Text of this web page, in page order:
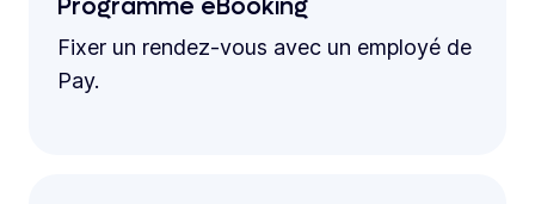
Programme eBooking
Fixer un rendez-vous avec un employé de
Pay.